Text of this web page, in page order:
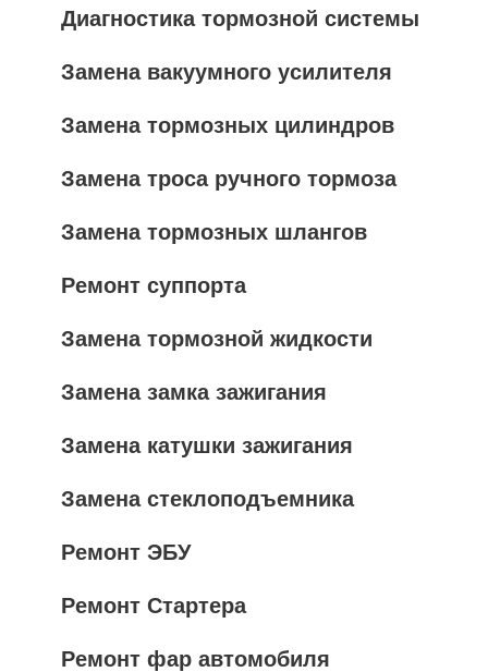
Диагностика тормозной системы
Замена вакуумного усилителя
Замена тормозных цилиндров
Замена троса ручного тормоза
Замена тормозных шлангов
Ремонт суппорта
Замена тормозной жидкости
Замена замка зажигания
Замена катушки зажигания
Замена стеклоподъемника
Ремонт ЭБУ
Ремонт Стартера
Ремонт фар автомобиля